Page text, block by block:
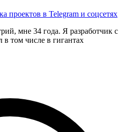
проектов в Telegram и соцсетях
мне 34 года. Я разработчик с
в том числе в гигантах